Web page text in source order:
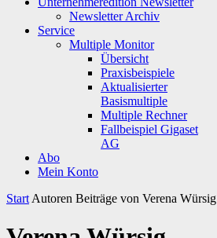
Newsletter Archiv
Service
Multiple Monitor
Übersicht
Praxisbeispiele
Aktualisierter
Basismultiple
Multiple Rechner
Fallbeispiel Gigaset
AG
Abo
Mein Konto
Start Autoren Beiträge von Verena Würsig